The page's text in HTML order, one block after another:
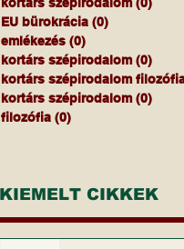
EU bürokrácia (0)
emlékezés (0)
kortárs szépirodalom (0)
kortárs szépirodalom
kortárs szépirodalom (0)
filozófia (0)
KIEMELT CIKKEK